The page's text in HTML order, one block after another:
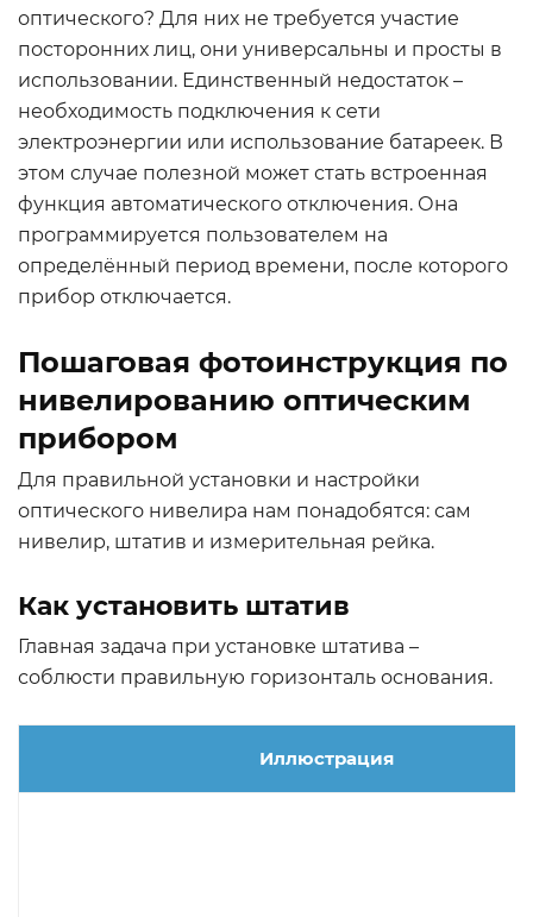
оптического? Для них не требуется участие
посторонних лиц, они универсальны и просты в
использовании. Единственный недостаток –
необходимость подключения к сети
электроэнергии или использование батареек. В
этом случае полезной может стать встроенная
функция автоматического отключения. Она
программируется пользователем на
определённый период времени, после которого
прибор отключается.
Пошаговая фотоинструкция по
нивелированию оптическим
прибором
Для правильной установки и настройки
оптического нивелира нам понадобятся: сам
нивелир, штатив и измерительная рейка.
Как установить штатив
Главная задача при установке штатива –
соблюсти правильную горизонталь основания.
Иллюстрация